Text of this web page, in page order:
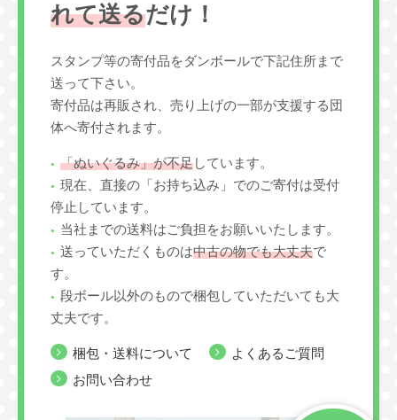
れて送るだけ！
スタンプ等の寄付品をダンボールで下記住所まで
送って下さい。
寄付品は再販され、売り上げの一部が支援する団
体へ寄付されます。
「ぬいぐるみ」が不足しています。
現在、直接の「お持ち込み」でのご寄付は受付
停止しています。
当社までの送料はご負担をお願いいたします。
送っていただくものは中古の物でも大丈夫で
す。
段ボール以外のもので梱包していただいても大
丈夫です。
梱包・送料について
よくあるご質問
お問い合わせ